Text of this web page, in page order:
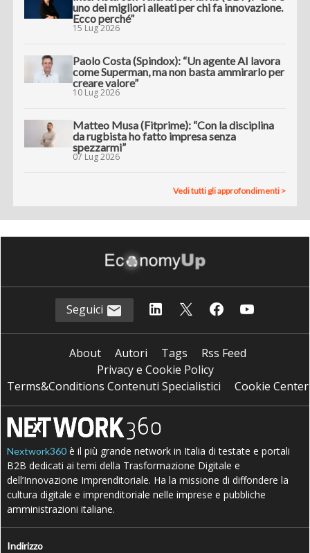
uno dei migliori alleati per chi fa innovazione.
Ecco perché”
15 Lug 2026
Paolo Costa (Spindox): “Un agente AI lavora
come Superman, ma non basta ammirarlo per
creare valore”
10 Lug 2026
Matteo Musa (Fitprime): “Con la disciplina
da rugbista ho fatto impresa senza
spezzarmi”
07 Lug 2026
Vedi tutti gli approfondimenti >
Seguici
About Autori Tags
Rss Feed
Privacy e Cookie Policy
Terms&Conditions Contenuti Specialistici
Cookie Center
Nextwork360 è il più grande network in Italia di testate e portali
B2B dedicati ai temi della Trasformazione Digitale e
dell’Innovazione Imprenditoriale. Ha la missione di diffondere la
cultura digitale e imprenditoriale nelle imprese e pubbliche
amministrazioni italiane.
Indirizzo